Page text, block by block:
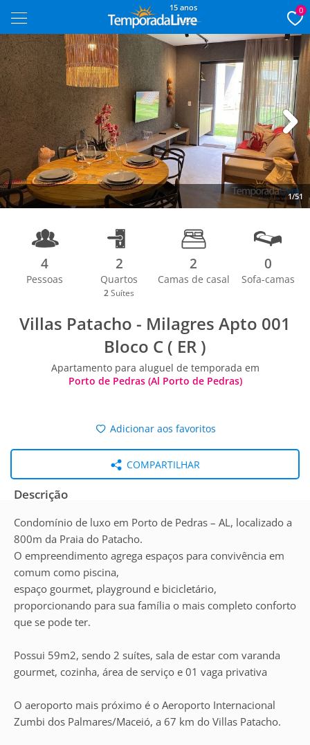
15 anos 0
1/51
Next
4
Pessoas
2
Quartos
2 Suítes
2
Camas de casal
0
Sofa-camas
Villas Patacho - Milagres Apto 001
Bloco C ( ER )
Apartamento para aluguel de temporada em
Porto de Pedras (Al Porto de Pedras)
Adicionar aos favoritos
COMPARTILHAR
Descrição
Condomínio de luxo em Porto de Pedras – AL, localizado a
800m da Praia do Patacho.
O empreendimento agrega espaços para convivência em
comum como piscina,
espaço gourmet, playground e bicicletário,
proporcionando para sua família o mais completo conforto
que se pode ter.
Possui 59m2, sendo 2 suítes, sala de estar com varanda
gourmet, cozinha, área de serviço e 01 vaga privativa
O aeroporto mais próximo é o Aeroporto Internacional
Zumbi dos Palmares/Maceió, a 67 km do Villas Patacho.